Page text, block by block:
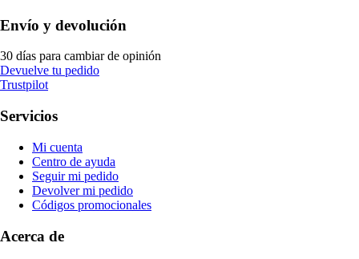
Envío y devolución
30 días para cambiar de opinión
Devuelve tu pedido
Trustpilot
Servicios
Mi cuenta
Centro de ayuda
Seguir mi pedido
Devolver mi pedido
Códigos promocionales
Acerca de